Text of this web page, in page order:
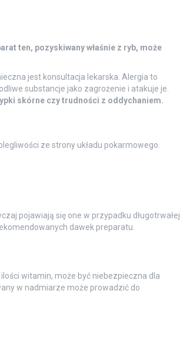
ten, pozyskiwany właśnie z ryb, może
jest konsultacja lekarska. Alergia to
substancje jako zagrożenie i atakuje je.
skórne czy trudności z oddychaniem.
ze strony układu pokarmowego.
pojawiają się one w przypadku długotrwałej
dawek preparatu.
witamin, może być niebezpieczna dla
w nadmiarze może prowadzić do